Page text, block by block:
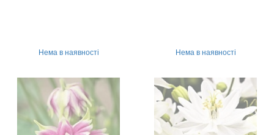
Нема в наявності Нема в наявності